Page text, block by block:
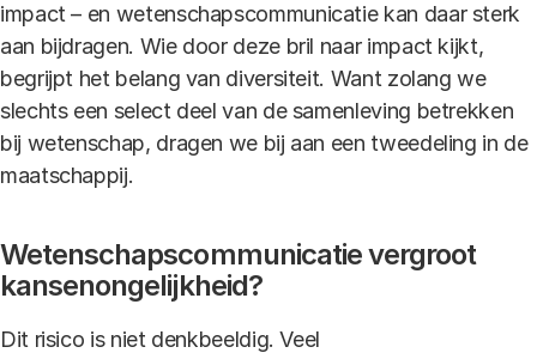
impact – en wetenschapscommunicatie kan daar sterk
aan bijdragen. Wie door deze bril naar impact kijkt,
begrijpt het belang van diversiteit. Want zolang we
slechts een select deel van de samenleving betrekken
bij wetenschap, dragen we bij aan een tweedeling in de
maatschappij.
Wetenschapscommunicatie vergroot
kansenongelijkheid?
Dit risico is niet denkbeeldig. Veel